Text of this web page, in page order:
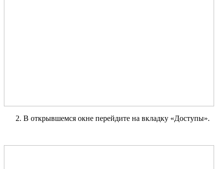
В открывшемся окне перейдите на вкладку «Доступы».